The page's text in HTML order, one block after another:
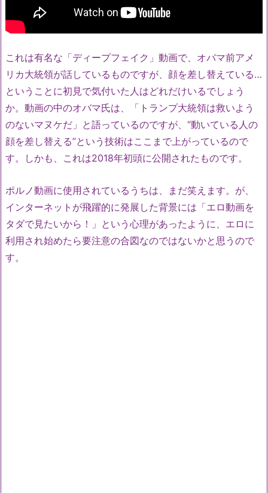
これは有名な「ディープフェイク」動画で、オバマ前アメ
リカ大統領が話しているものですが、顔を差し替えている…
ということに初見で気付いた人はどれだけいるでしょう
か。動画の中のオバマ氏は、「トランプ大統領は救いよう
のないマヌケだ」と語っているのですが、“動いている人の
顔を差し替える”という技術はここまで上がっているので
す。しかも、これは2018年初頭に公開されたものです。
ポルノ動画に使用されているうちは、まだ笑えます。が、
インターネットが飛躍的に発展した背景には「エロ動画を
タダで見たいから！」という心理があったように、エロに
利用され始めたら要注意の合図なのではないかと思うので
す。